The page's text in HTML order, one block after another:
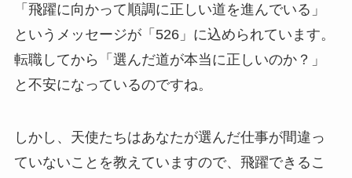
「飛躍に向かって順調に正しい道を進んでいる」
というメッセージが「526」に込められています。
転職してから「選んだ道が本当に正しいのか？」
と不安になっているのですね。
しかし、天使たちはあなたが選んだ仕事が間違っ
ていないことを教えていますので、飛躍できるこ